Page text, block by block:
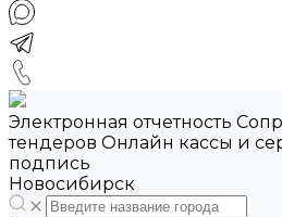
Электронная отчетность
тендеров Онлайн кассы и
подпись
Новосибирск